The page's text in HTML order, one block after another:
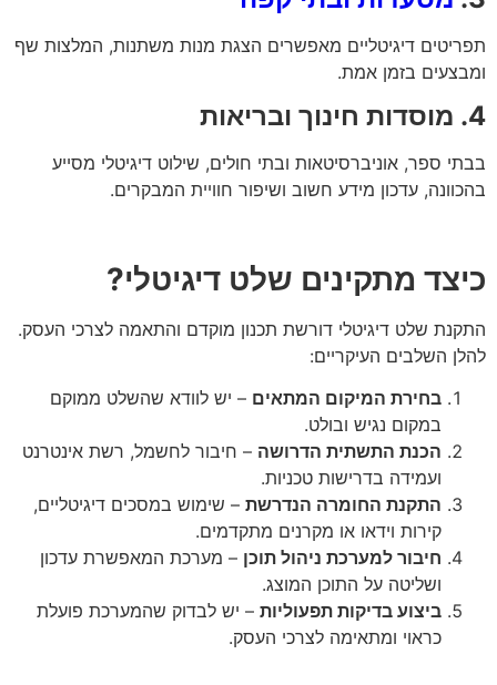
דיגיטליים מאפשרים הצגת מנות משתנות, המלצות שף
בזמן אמת.
ספר, אוניברסיטאות ובתי חולים, שילוט דיגיטלי מסייע
עדכון מידע חשוב ושיפור חוויית המבקרים.
מתקינים שלט דיגיטלי?
שלט דיגיטלי דורשת תכנון מוקדם והתאמה לצרכי העסק.
השלבים העיקריים:
בחירת המיקום המתאים– יש לוודא שהשלט ממוקם
במקום נגיש ובולט.
הכנת התשתית הדרושה– חיבור לחשמל, רשת אינטרנט
ועמידה בדרישות טכניות.
התקנת החומרה הנדרשת– שימוש במסכים דיגיטליים,
קירות וידאו או מקרנים מתקדמים.
חיבור למערכת ניהול תוכן – מערכת המאפשרת עדכון
ושליטה על התוכן המוצג.
ביצוע בדיקות תפעוליות– יש לבדוק שהמערכת פועלת
כראוי ומתאימה לצרכי העסק.